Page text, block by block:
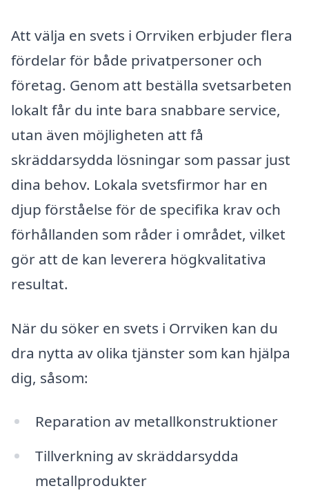
Att välja en svets i Orrviken erbjuder flera
fördelar för både privatpersoner och
företag. Genom att beställa svetsarbeten
lokalt får du inte bara snabbare service,
utan även möjligheten att få
skräddarsydda lösningar som passar just
dina behov. Lokala svetsfirmor har en
djup förståelse för de specifika krav och
förhållanden som råder i området, vilket
gör att de kan leverera högkvalitativa
resultat.
När du söker en svets i Orrviken kan du
dra nytta av olika tjänster som kan hjälpa
dig, såsom:
Reparation av metallkonstruktioner
Tillverkning av skräddarsydda
metallprodukter